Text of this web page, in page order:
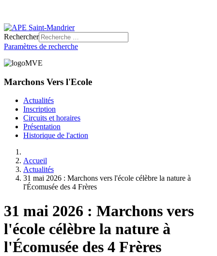
Rechercher
Paramètres de recherche
Marchons Vers l'Ecole
Actualités
Inscription
Circuits et horaires
Présentation
Historique de l'action
Accueil
Actualités
31 mai 2026 : Marchons vers l'école célèbre la nature à
l'Écomusée des 4 Frères
31 mai 2026 : Marchons vers
l'école célèbre la nature à
l'Écomusée des 4 Frères